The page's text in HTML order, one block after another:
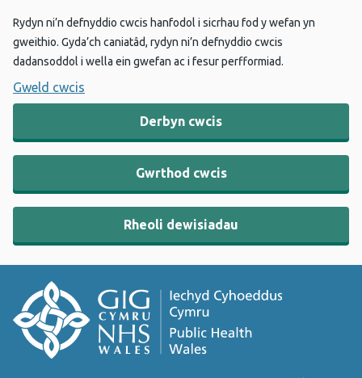
Rydyn ni’n defnyddio cwcis hanfodol i sicrhau fod y wefan yn
gweithio. Gyda’ch caniatâd, rydyn ni’n defnyddio cwcis
dadansoddol i wella ein gwefan ac i fesur perfformiad.
Gweld cwcis
Derbyn cwcis
Gwrthod cwcis
Rheoli dewisiadau